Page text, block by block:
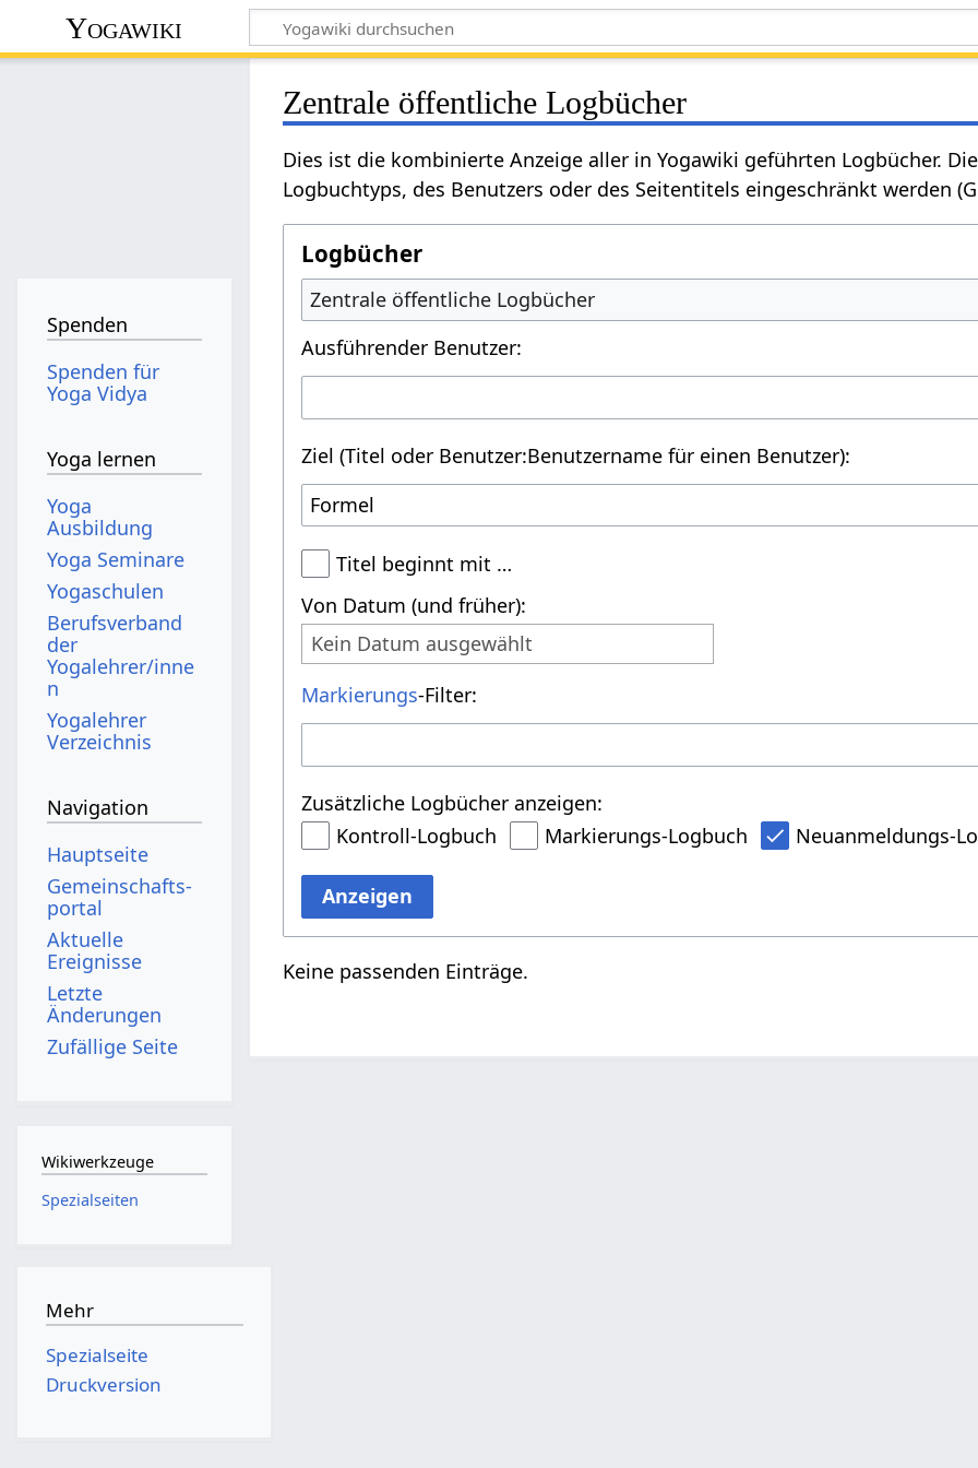
Yogawiki
Zentrale öffentliche Logbücher
Dies ist die kombinierte Anzeige aller in Yogawiki geführten Logbücher.
Logbuchtyps, des Benutzers oder des Seitentitels eingeschränkt werden
Logbücher
Zentrale öffentliche Logbücher
Ausführender Benutzer:
Ziel (Titel oder Benutzer:Benutzername für einen Benutzer):
Titel beginnt mit …
Von Datum (und früher):
Kein Datum ausgewählt
Markierungs-Filter:
Zusätzliche Logbücher anzeigen:
Kontroll-Logbuch
Markierungs-Logbuch Neuanmeldungs-
Anzeigen
Keine passenden Einträge.
Spenden
Spenden für
Yoga Vidya
Yoga lernen
Yoga
Ausbildung
Yoga Seminare
Yogaschulen
Berufsverband
der
Yogalehrer/inne
n
Yogalehrer
Verzeichnis
Navigation
Hauptseite
Gemeinschafts­
portal
Aktuelle
Ereignisse
Letzte
Änderungen
Zufällige Seite
Wikiwerkzeuge
Spezialseiten
Mehr
Spezialseite
Druckversion